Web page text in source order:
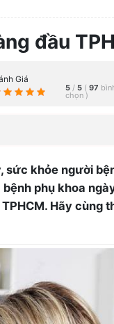
đầu
Giá
5 / 5 ( 97
chọn )
sức khỏe người
phụ khoa
Hãy cùng